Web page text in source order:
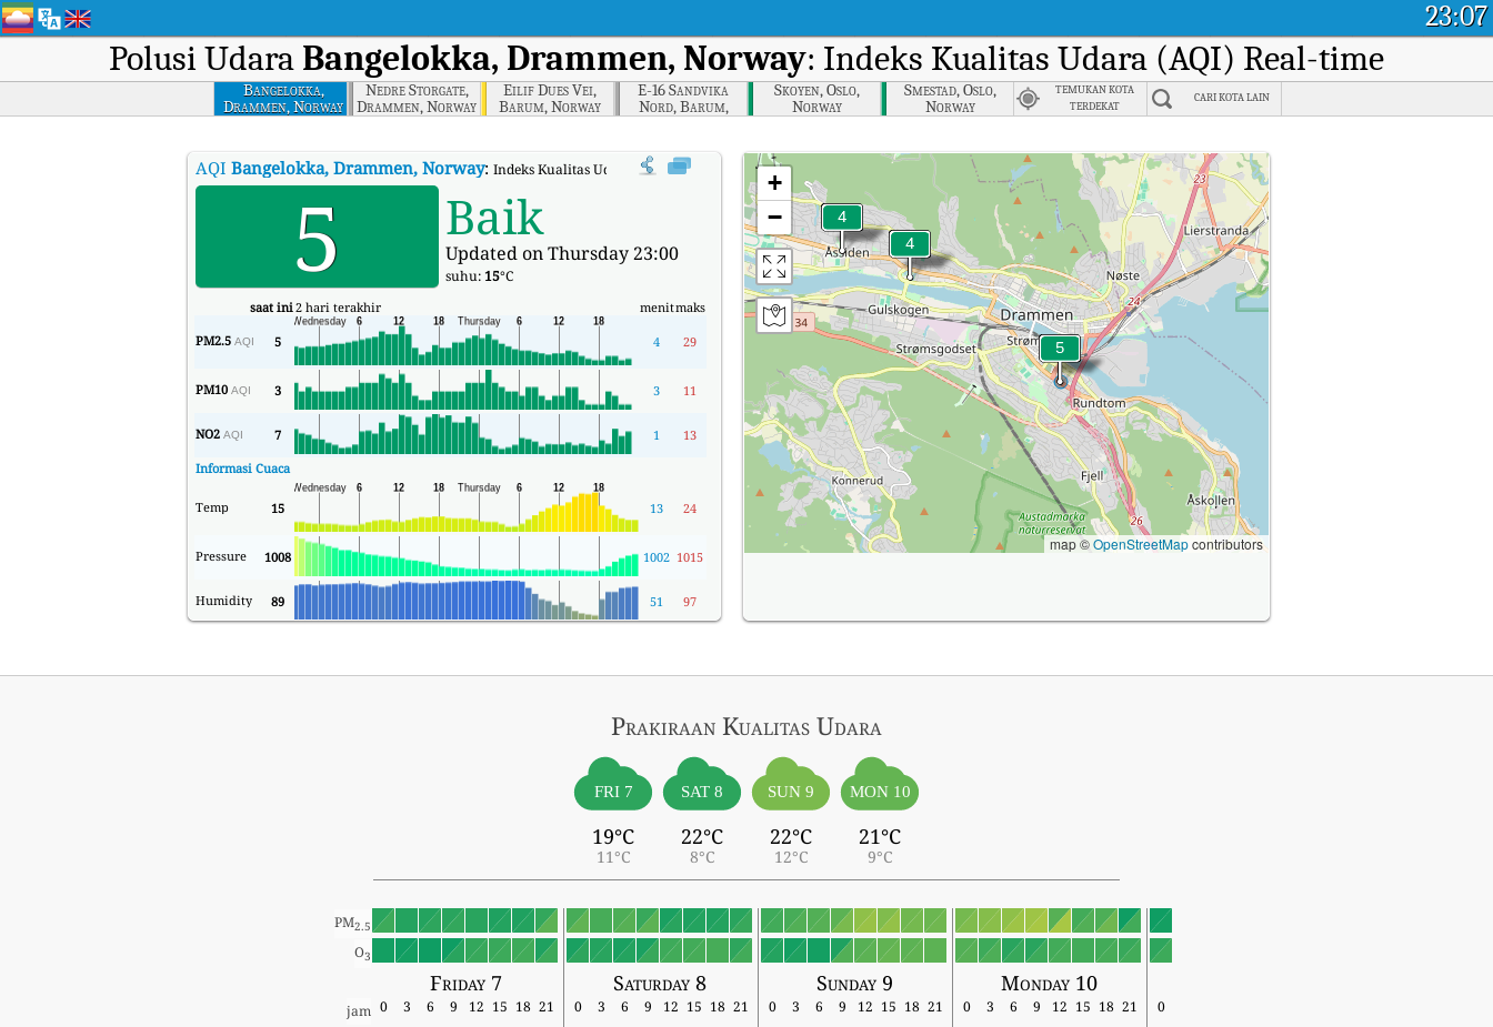
23:07
Polusi Udara Bangelokka, Drammen, Norway: Indeks Kualitas Udara (AQI) Real-time
Bangelokka,
Drammen, Norway
Nedre Storgate,
Drammen, Norway
Eilif Dues Vei,
Barum, Norway
E-16 Sandvika
Nord, Barum,
Norway
Skoyen, Oslo,
Norway
Smestad, Oslo,
Norway
TEMUKAN KOTA
TERDEKAT
CARI KOTA LAIN
AQI Bangelokka, Drammen, Norway: Indeks Kualitas Udara (AQI) Real-time Bangelokka, Drammen, Norway.
5 Baik
Updated on Thursday 23:00
suhu: 15°C
saat ini2 hari terakhir menitmaks
PM2.5 AQI 5 4 29
PM10 AQI 3 3 11
NO2 AQI 7 1
13
Informasi Cuaca
Temp 15 13 24
Pressure 1008 1002 1015
Humidity 89 51 97
+
−
map ©OpenStreetMapcontributors
Prakiraan Kualitas Udara
FRI 7
19°C
11°C
SAT 8
22°C
8°C
SUN 9
22°C
12°C
MON 10
21°C
9°C
PM2.5
O3
Friday 7 Saturday 8 Sunday 9 Monday 10
jam 0 3 6 9 12 15 18 21 0 3 6 9 12 15 18 21 0 3 6 9 12 15 18 21 0 3 6 9 12 15 18 21
0